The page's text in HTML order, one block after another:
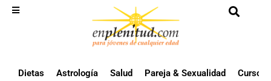
Dietas Astrología Salud Pareja & Sexualidad Cursos